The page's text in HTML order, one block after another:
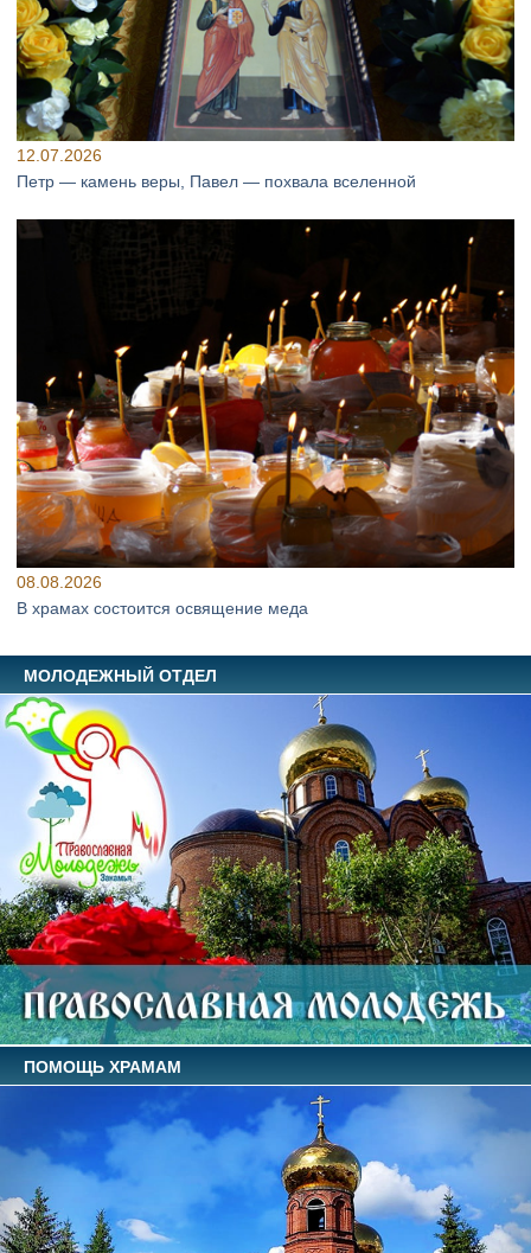
12.07.2026
Петр — камень веры, Павел — похвала вселенной
08.08.2026
В храмах состоится освящение меда
МОЛОДЕЖНЫЙ ОТДЕЛ
ПОМОЩЬ ХРАМАМ